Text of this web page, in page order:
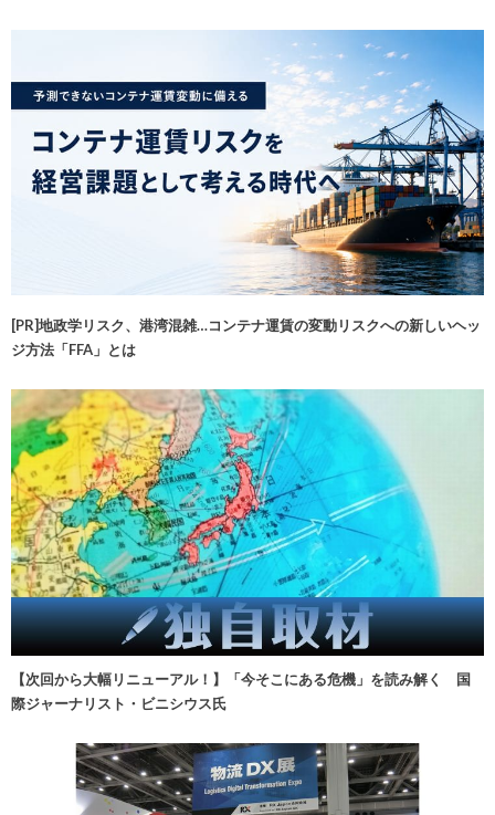
[PR]地政学リスク、港湾混雑…コンテナ運賃の変動リスクへの新しいヘッ
ジ方法「FFA」とは
【次回から大幅リニューアル！】「今そこにある危機」を読み解く 国
際ジャーナリスト・ビニシウス氏